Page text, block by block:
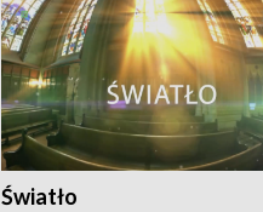
Światło